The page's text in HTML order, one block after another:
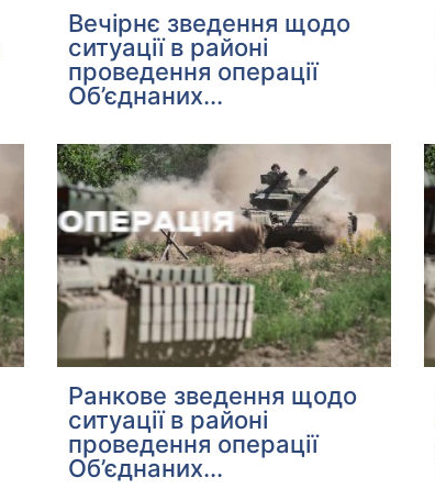
Вечірнє зведення щодо
ситуації в районі
проведення операції
Об’єднаних...
Ранкове зведення щодо
ситуації в районі
проведення операції
Об’єднаних...